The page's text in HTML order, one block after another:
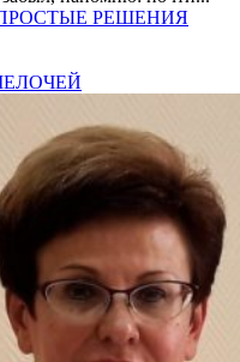
ПРОСТЫЕ РЕШЕНИЯ